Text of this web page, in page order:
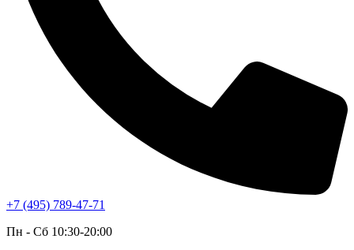
+7 (495) 789-47-71
Пн - Cб 10:30-20:00